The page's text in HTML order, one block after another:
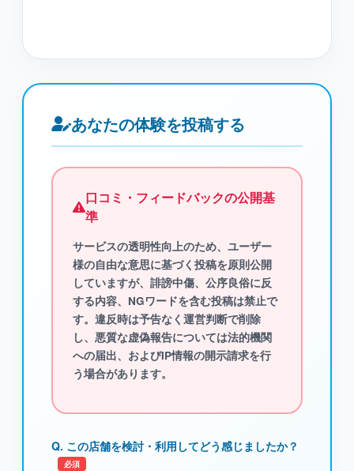
あなたの体験を投稿する
口コミ・フィードバックの公開基
準
サービスの透明性向上のため、ユーザー
様の自由な意思に基づく投稿を原則公開
していますが、 誹謗中傷、公序良俗に反
する内容、NGワードを含む投稿は禁止で
す。違反時は予告なく運営判断で削除
し、悪質な虚偽報告については法的機関
への届出、およびIP情報の開示請求を行
う場合があります。
Q. この店舗を検討・利用してどう感じましたか？
必須